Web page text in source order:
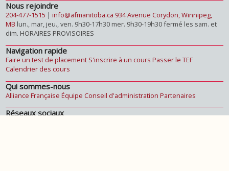
Nous rejoindre
204-477-1515 |info@afmanitoba.ca 934 Avenue Corydon, Winnipeg,
MB lun., mar, jeu., ven. 9h30-17h30 mer. 9h30-19h30fermé les sam. et
dim. HORAIRES PROVISOIRES
Navigation rapide
Faire un test de placement S'inscrire à un cours Passer le TEF
Calendrier des cours
Qui sommes-nous
Alliance Française Équipe Conseil d'administration Partenaires
Réseaux sociaux